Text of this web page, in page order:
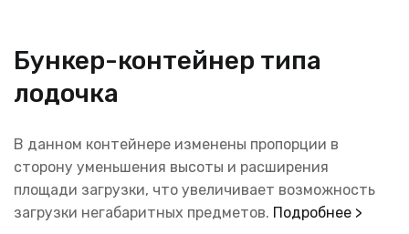
Бункер-контейнер типа
лодочка
В данном контейнере изменены пропорции в
сторону уменьшения высоты и расширения
площади загрузки, что увеличивает возможность
загрузки негабаритных предметов. Подробнее >